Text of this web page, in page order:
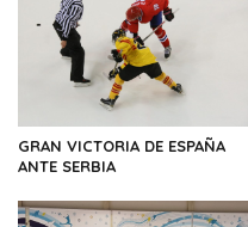
GRAN VICTORIA DE ESPAÑA
ANTE SERBIA